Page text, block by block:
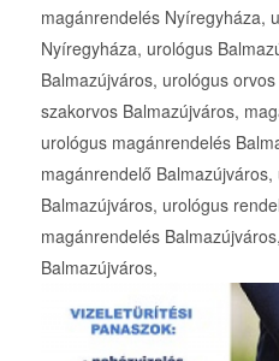
magánrendelés Nyíregyháza,
Nyíregyháza, urológus
Balmazújváros, urológus
szakorvos Balmazújváros,
urológus magánrendelés
magánrendelő
Balmazújváros, urológus
magánrendelés
Balmazújváros,